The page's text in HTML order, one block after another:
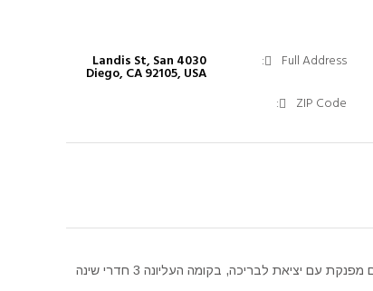
Full Address:
4030 Landis St, San
Diego, CA 92105, USA
ZIP Code:
במפלס התחתון סלון מטבח מושקע, ממ"ד ויחידת הורים מפנקת עם יציאת לבריכה, בקומה העליונה 3 חדרי שינה